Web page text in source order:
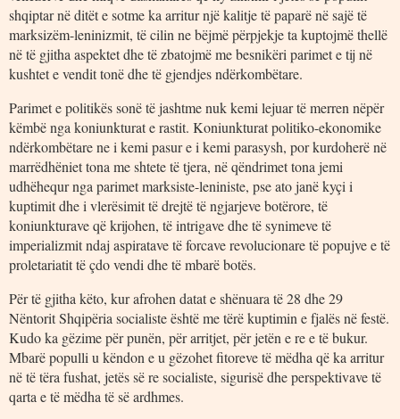
shqiptar në ditët e sotme ka arritur një kalitje të paparë në sajë të
marksizëm-leninizmit, të cilin ne bëjmë përpjekje ta kuptojmë thellë
në të gjitha aspektet dhe të zbatojmë me besnikëri parimet e tij në
kushtet e vendit tonë dhe të gjendjes ndërkombëtare.
Parimet e politikës sonë të jashtme nuk kemi lejuar të merren nëpër
këmbë nga koniunkturat e rastit. Koniunkturat politiko-ekonomike
ndërkombëtare ne i kemi pasur e i kemi parasysh, por kurdoherë në
marrëdhëniet tona me shtete të tjera, në qëndrimet tona jemi
udhëhequr nga parimet marksiste-leniniste, pse ato janë kyçi i
kuptimit dhe i vlerësimit të drejtë të ngjarjeve botërore, të
koniunkturave që krijohen, të intrigave dhe të synimeve të
imperializmit ndaj aspiratave të forcave revolucionare të popujve e të
proletariatit të çdo vendi dhe të mbarë botës.
Për të gjitha këto, kur afrohen datat e shënuara të 28 dhe 29
Nëntorit Shqipëria socialiste është me tërë kuptimin e fjalës në festë.
Kudo ka gëzime për punën, për arritjet, për jetën e re e të bukur.
Mbarë populli u këndon e u gëzohet fitoreve të mëdha që ka arritur
në të tëra fushat, jetës së re socialiste, sigurisë dhe perspektivave të
qarta e të mëdha të së ardhmes.